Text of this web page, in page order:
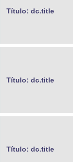
Título: dc.title
Título: dc.title
Título: dc.title